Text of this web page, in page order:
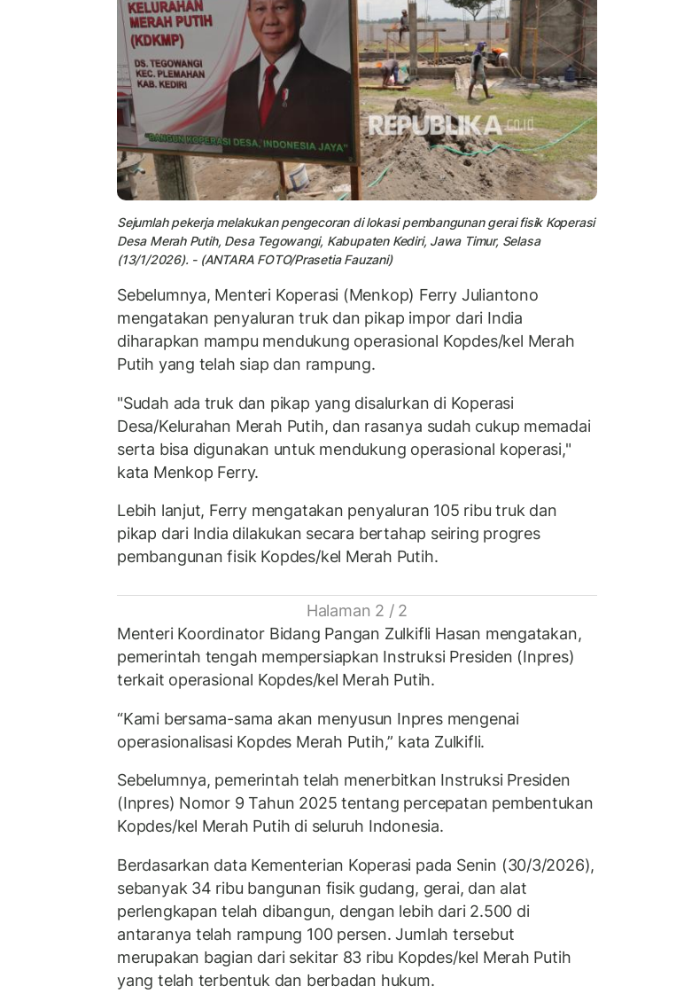
Sejumlah pekerja melakukan pengecoran di lokasi pembangunan gerai fisikKoperasi
Desa Merah Putih, Desa Tegowangi, Kabupaten Kediri, Jawa Timur, Selasa
(13/1/2026). - (ANTARA FOTO/Prasetia Fauzani)
Sebelumnya, Menteri Koperasi (Menkop) Ferry Juliantono
mengatakan penyaluran truk dan pikap impor dari India
diharapkan mampu mendukung operasional Kopdes/kel Merah
Putih yang telah siap dan rampung.
"Sudah ada truk dan pikap yang disalurkan di Koperasi
Desa/Kelurahan Merah Putih, dan rasanya sudah cukup memadai
serta bisa digunakan untuk mendukung operasional koperasi,"
kata Menkop Ferry.
Lebih lanjut, Ferry mengatakan penyaluran 105 ribu truk dan
pikap dari India dilakukan secara bertahap seiring progres
pembangunan fisik Kopdes/kel Merah Putih.
Halaman 2 / 2
Menteri Koordinator Bidang Pangan Zulkifli Hasan mengatakan,
pemerintah tengah mempersiapkan Instruksi Presiden (Inpres)
terkait operasional Kopdes/kel Merah Putih.
“Kami bersama-sama akan menyusun Inpres mengenai
operasionalisasi Kopdes Merah Putih,” kata Zulkifli.
Sebelumnya, pemerintah telah menerbitkan Instruksi Presiden
(Inpres) Nomor 9 Tahun 2025 tentang percepatan pembentukan
Kopdes/kel Merah Putih di seluruh Indonesia.
Berdasarkan data Kementerian Koperasi pada Senin (30/3/2026),
sebanyak 34 ribu bangunan fisik gudang, gerai, dan alat
perlengkapan telah dibangun, dengan lebih dari 2.500 di
antaranya telah rampung 100 persen. Jumlah tersebut
merupakan bagian dari sekitar 83 ribu Kopdes/kel Merah Putih
yang telah terbentuk dan berbadan hukum.